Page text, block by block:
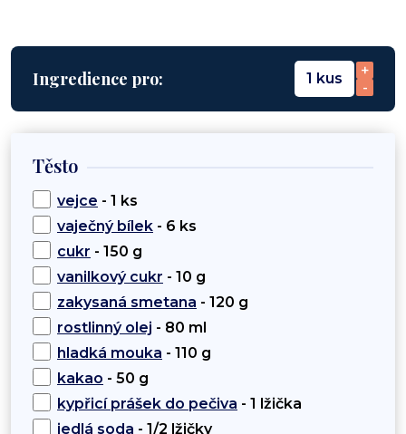
Ingredience pro: 1 kus
+
-
Těsto
vejce - 1 ks
vaječný bílek - 6 ks
cukr - 150 g
vanilkový cukr - 10 g
zakysaná smetana - 120 g
rostlinný olej - 80 ml
hladká mouka - 110 g
kakao - 50 g
kypřicí prášek do pečiva - 1 lžička
jedlá soda - 1/2 lžičky